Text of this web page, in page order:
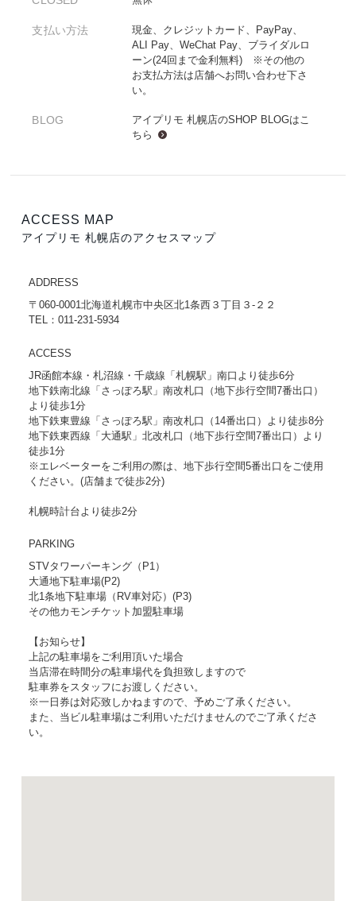
支払い方法
現金、クレジットカード、PayPay、
ALI Pay、WeChat Pay、ブライダルロ
ーン(24回まで金利無料) ※その他の
お支払方法は店舗へお問い合わせ下さ
い。
BLOG アイプリモ 札幌店のSHOP BLOGはこ
ちら
ACCESS MAP
アイプリモ 札幌店のアクセスマップ
ADDRESS
〒060-0001北海道札幌市中央区北1条西３丁目３-２２
TEL：011-231-5934
ACCESS
JR函館本線・札沼線・千歳線「札幌駅」南口より徒歩6分
地下鉄南北線「さっぽろ駅」南改札口（地下歩行空間7番出口）
より徒歩1分
地下鉄東豊線「さっぽろ駅」南改札口（14番出口）より徒歩8分
地下鉄東西線「大通駅」北改札口（地下歩行空間7番出口）より
徒歩1分
※エレベーターをご利用の際は、地下歩行空間5番出口をご使用
ください。(店舗まで徒歩2分)
札幌時計台より徒歩2分
PARKING
STVタワーパーキング（P1）
大通地下駐車場(P2)
北1条地下駐車場（RV車対応）(P3)
その他カモンチケット加盟駐車場
【お知らせ】
上記の駐車場をご利用頂いた場合
当店滞在時間分の駐車場代を負担致しますので
駐車券をスタッフにお渡しください。
※一日券は対応致しかねますので、予めご了承ください。
また、当ビル駐車場はご利用いただけませんのでご了承くださ
い。